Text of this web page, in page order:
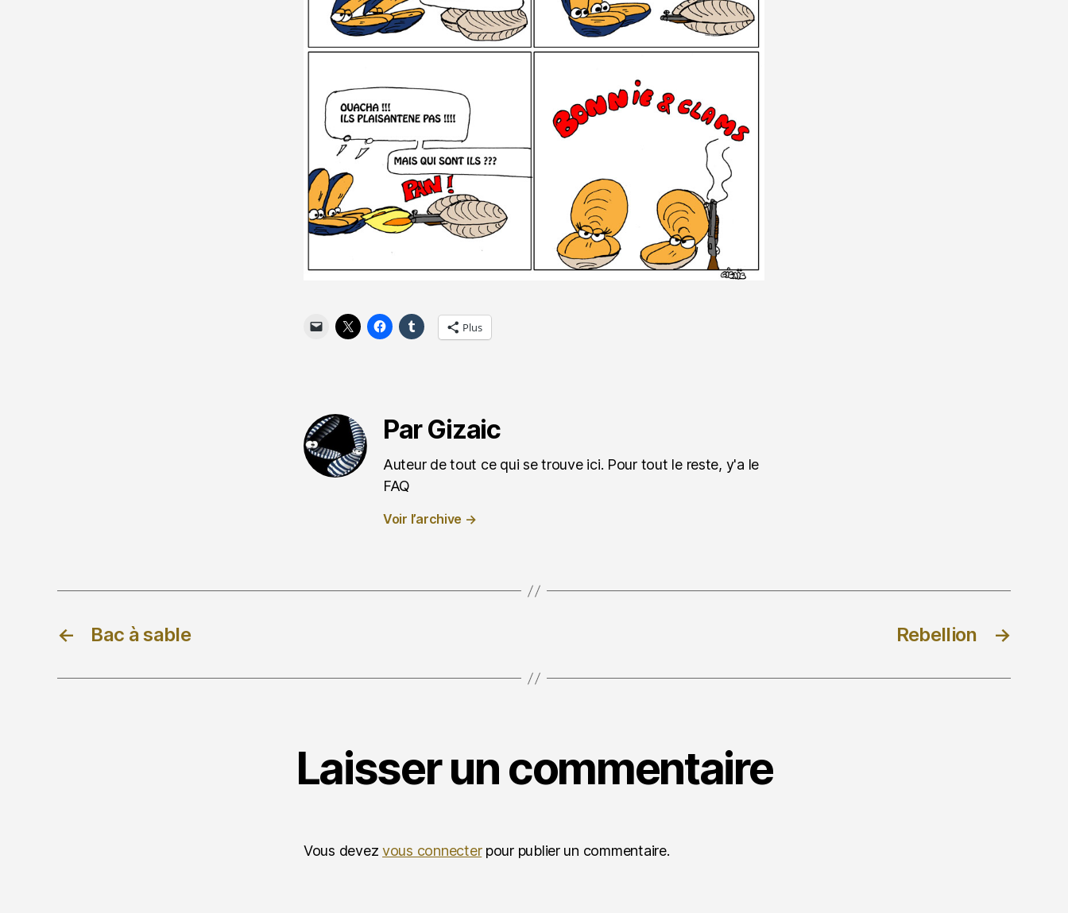
Plus
Par Gizaic
Auteur de tout ce qui se trouve ici. Pour tout le reste, y'a le
FAQ
Voir l’archive →
← Bac à sable →
Rebellion
Laisser un commentaire
Vous devezvous connecterpour publier un commentaire.